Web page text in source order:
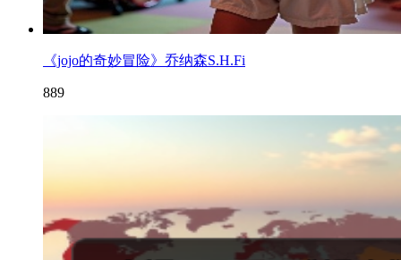
《jojo的奇妙冒险》乔纳森S.H.Fi
889